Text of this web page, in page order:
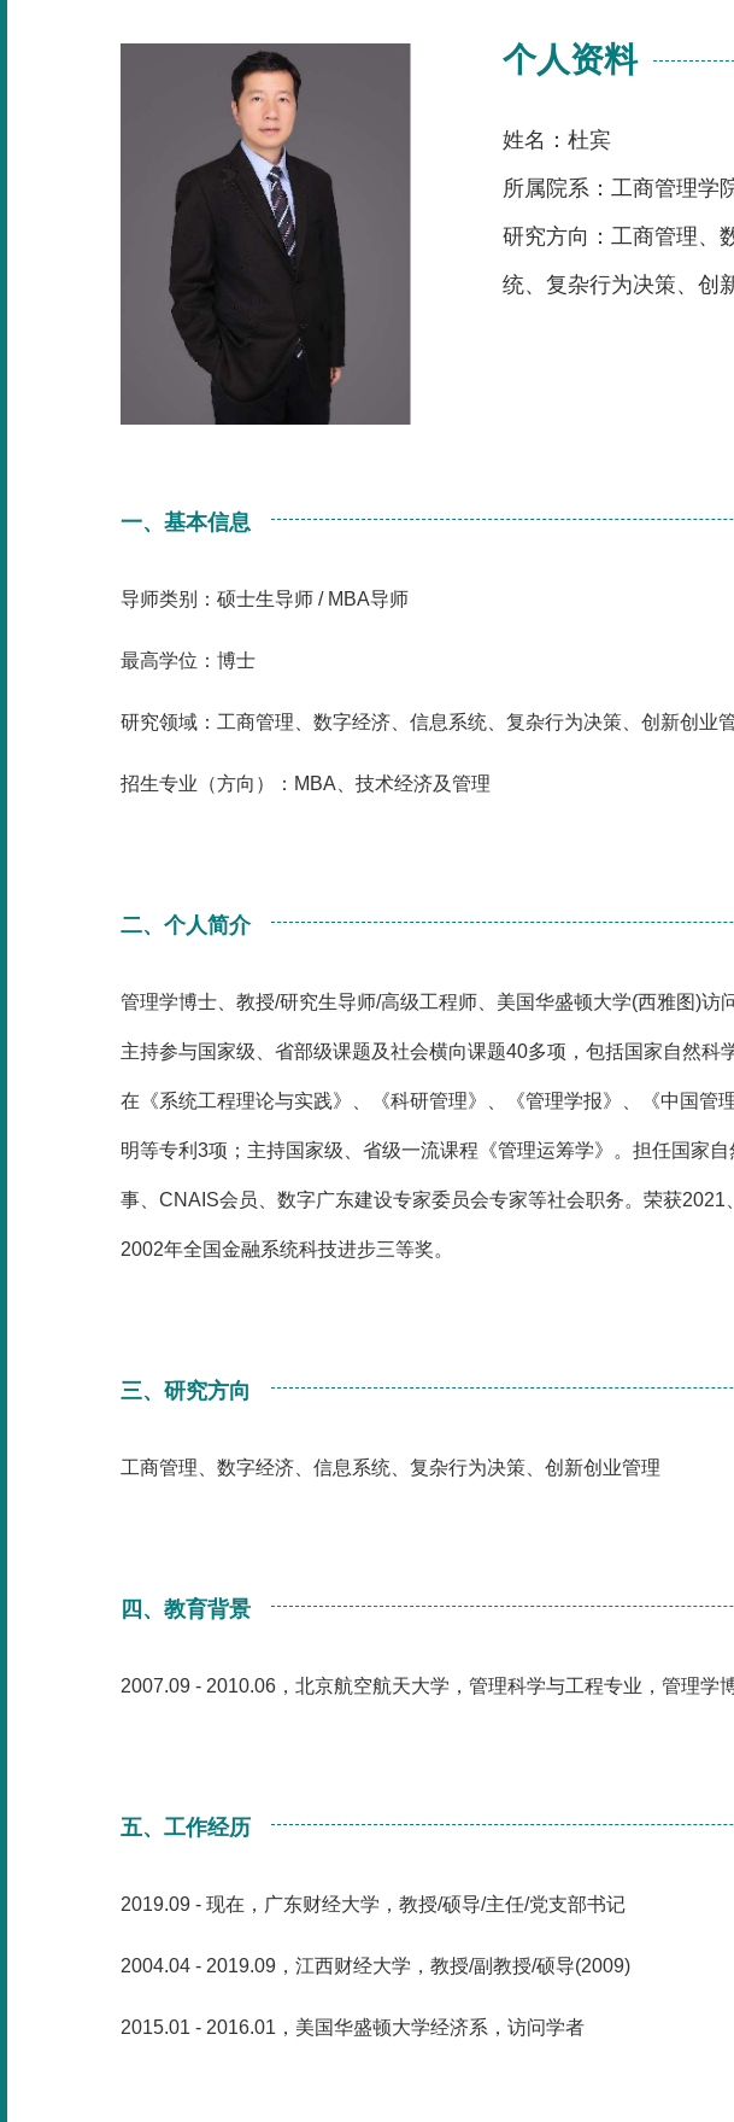
个人资料
姓名：杜宾
所属院系：工商管理学
研究方向：工商管理、
统、复杂行为决策、创
一、基本信息
导师类别：硕士生导师 / MBA导师
最高学位：博士
研究领域：工商管理、数字经济、信息系统、复杂行为决策、创新创业
招生专业（方向）：MBA、技术经济及管理
二、个人简介
管理学博士、教授/研究生导师/高级工程师、美国华盛顿大学(西雅图)
主持参与国家级、省部级课题及社会横向课题40多项，包括国家自然
在《系统工程理论与实践》、《科研管理》、《管理学报》、《中国
明等专利3项；主持国家级、省级一流课程《管理运筹学》。担任国家
事、CNAIS会员、数字广东建设专家委员会专家等社会职务。荣获
2002年全国金融系统科技进步三等奖。
三、研究方向
工商管理、数字经济、信息系统、复杂行为决策、创新创业管理
四、教育背景
2007.09 - 2010.06，北京航空航天大学，管理科学与工程专业，管理学
五、工作经历
2019.09 - 现在，广东财经大学，教授/硕导/主任/党支部书记
2004.04 - 2019.09，江西财经大学，教授/副教授/硕导(2009)
2015.01 - 2016.01，美国华盛顿大学经济系，访问学者